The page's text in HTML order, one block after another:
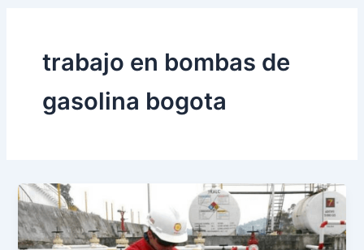
trabajo en bombas de
gasolina bogota